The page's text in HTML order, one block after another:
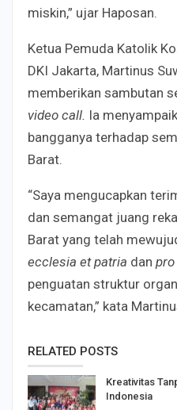
miskin,” ujar Haposan.
Ketua Pemuda Katolik
DKI Jakarta, Martinus
memberikan sambutan
video call. Ia
bangganya terhadap
Barat.
“Saya mengucapkan
dan semangat juang
Barat yang telah
ecclesia et patria dan
penguatan struktur
kecamatan,” kata
RELATED POSTS
Kreativitas
Indonesia